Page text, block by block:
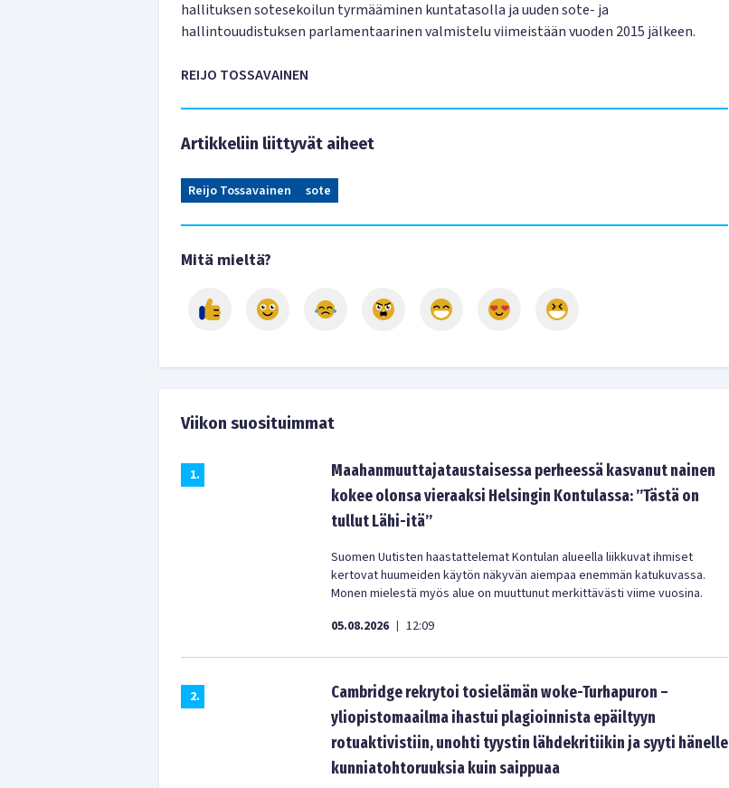
hallituksen sotesekoilun tyrmääminen kuntatasolla ja uuden sote- ja
hallintouudistuksen parlamentaarinen valmistelu viimeistään vuoden 2015 jälkeen.
REIJO TOSSAVAINEN
Artikkeliin liittyvät aiheet
Reijo Tossavainen sote
Mitä mieltä?
Viikon suosituimmat
1.
Maahanmuuttajataustaisessa perheessä kasvanut nainen
kokee olonsa vieraaksi Helsingin Kontulassa: ”Tästä on
tullut Lähi-itä”
Suomen Uutisten haastattelemat Kontulan alueella liikkuvat ihmiset
kertovat huumeiden käytön näkyvän aiempaa enemmän katukuvassa.
Monen mielestä myös alue on muuttunut merkittävästi viime vuosina.
05.08.2026 | 12:09
2.
Cambridge rekrytoi tosielämän woke-Turhapuron –
yliopistomaailma ihastui plagioinnista epäiltyyn
rotuaktivistiin, unohti tyystin lähdekritiikin ja syyti hänelle
kunniatohtoruuksia kuin saippuaa